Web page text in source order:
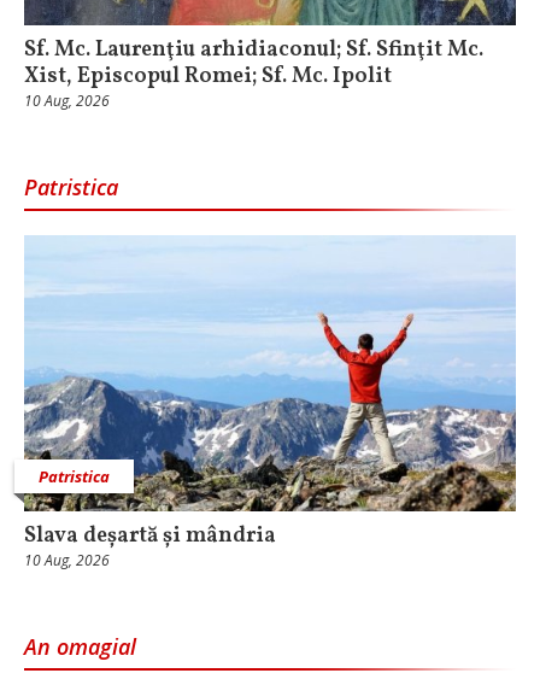
Sf. Mc. Laurenţiu arhidiaconul; Sf. Sfinţit Mc.
Xist, Episcopul Romei; Sf. Mc. Ipolit
10 Aug, 2026
Patristica
Patristica
Slava deșartă și mândria
10 Aug, 2026
An omagial